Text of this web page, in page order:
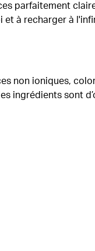
parfaitement
et à recharger à
non ioniques,
ingrédients sont